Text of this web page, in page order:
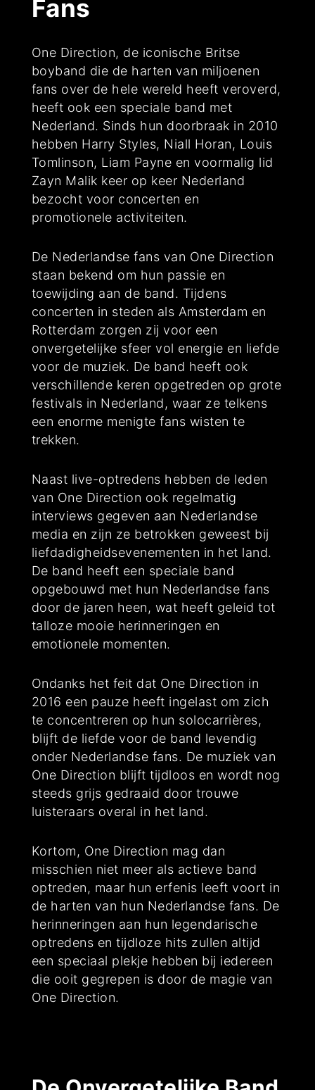
Fans
One Direction, de iconische Britse
boyband die de harten van miljoenen
fans over de hele wereld heeft veroverd,
heeft ook een speciale band met
Nederland. Sinds hun doorbraak in 2010
hebben Harry Styles, Niall Horan, Louis
Tomlinson, Liam Payne en voormalig lid
Zayn Malik keer op keer Nederland
bezocht voor concerten en
promotionele activiteiten.
De Nederlandse fans van One Direction
staan bekend om hun passie en
toewijding aan de band. Tijdens
concerten in steden als Amsterdam en
Rotterdam zorgen zij voor een
onvergetelijke sfeer vol energie en liefde
voor de muziek. De band heeft ook
verschillende keren opgetreden op grote
festivals in Nederland, waar ze telkens
een enorme menigte fans wisten te
trekken.
Naast live-optredens hebben de leden
van One Direction ook regelmatig
interviews gegeven aan Nederlandse
media en zijn ze betrokken geweest bij
liefdadigheidsevenementen in het land.
De band heeft een speciale band
opgebouwd met hun Nederlandse fans
door de jaren heen, wat heeft geleid tot
talloze mooie herinneringen en
emotionele momenten.
Ondanks het feit dat One Direction in
2016 een pauze heeft ingelast om zich
te concentreren op hun solocarrières,
blijft de liefde voor de band levendig
onder Nederlandse fans. De muziek van
One Direction blijft tijdloos en wordt nog
steeds grijs gedraaid door trouwe
luisteraars overal in het land.
Kortom, One Direction mag dan
misschien niet meer als actieve band
optreden, maar hun erfenis leeft voort in
de harten van hun Nederlandse fans. De
herinneringen aan hun legendarische
optredens en tijdloze hits zullen altijd
een speciaal plekje hebben bij iedereen
die ooit gegrepen is door de magie van
One Direction.